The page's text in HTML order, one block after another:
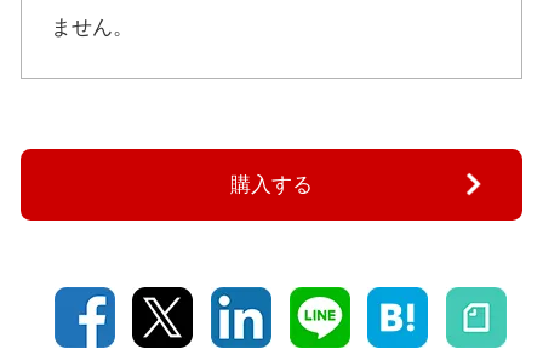
ません。
購入する